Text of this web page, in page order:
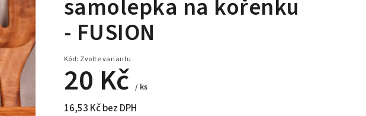
samolepka na kořenku
- FUSION
Kód: Zvolte variantu
20 Kč / ks
16,53 Kč bez DPH